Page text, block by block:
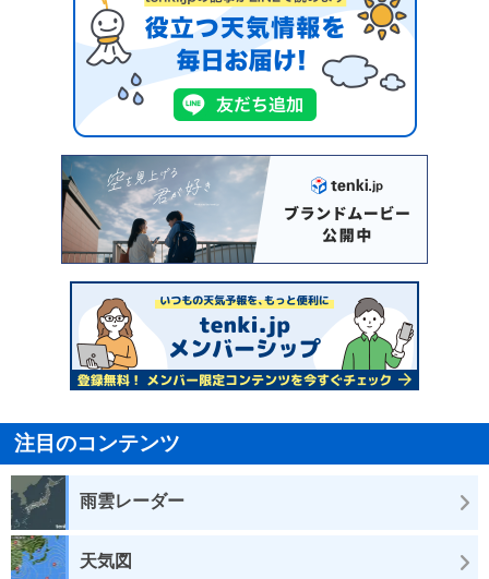
注目のコンテンツ
雨雲レーダー
天気図